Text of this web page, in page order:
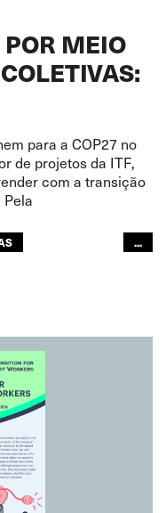
MEIO
para a COP27 no
de projetos da ITF,
com a transição
...